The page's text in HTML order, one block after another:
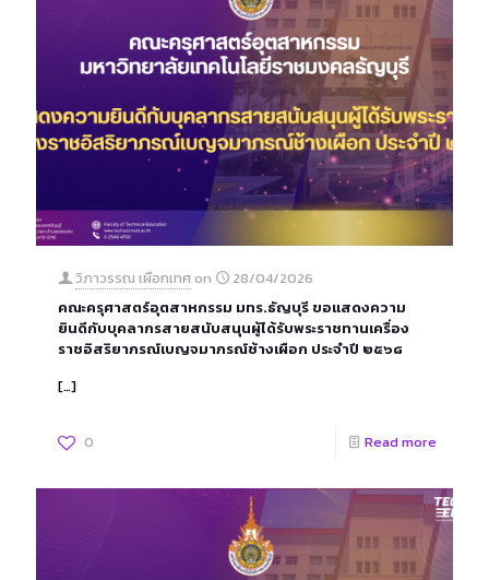
วิภาวรรณ เผือกเทศ on
28/04/2026
คณะครุศาสตร์อุตสาหกรรม มทร.ธัญบุรี ขอแสดงความ
ยินดีกับบุคลากรสายสนับสนุนผู้ได้รับพระราชทานเครื่อง
ราชอิสริยาภรณ์เบญจมาภรณ์ช้างเผือก ประจำปี ๒๕๖๘
[…]
0 Read more